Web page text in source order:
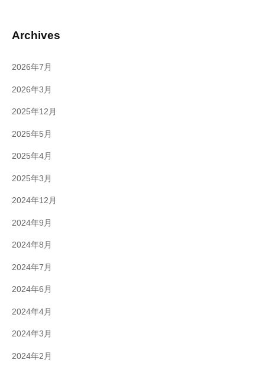
Archives
2026年7月
2026年3月
2025年12月
2025年5月
2025年4月
2025年3月
2024年12月
2024年9月
2024年8月
2024年7月
2024年6月
2024年4月
2024年3月
2024年2月